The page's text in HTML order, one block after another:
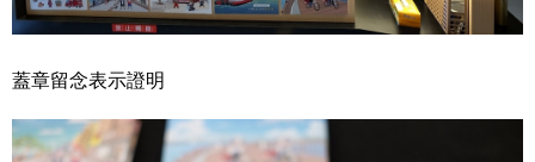
蓋章留念表示證明